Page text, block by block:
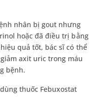
nhân bị gout nhưng
hoặc đã điều trị bằng
quả tốt, bác sĩ có thể
axit uric trong máu
bệnh.
thuốc Febuxostat